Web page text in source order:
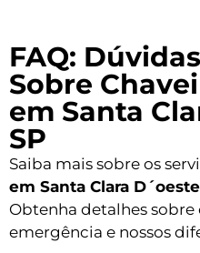
FAQ:
Sobre
em Santa
SP
Saiba mais sobre os
em Santa Clara
Obtenha detalhes
emergência e nossos